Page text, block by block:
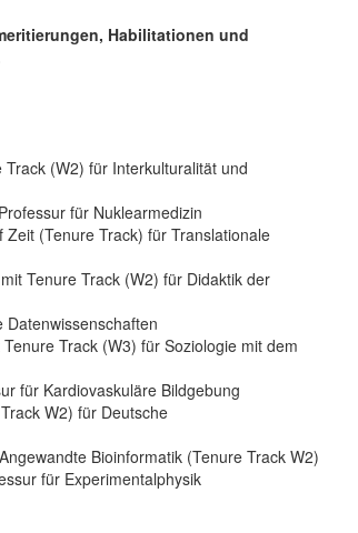
Habilitationen und
(W2) für Interkulturalität und
für Nuklearmedizin
(Tenure Track) für Translationale
Tenure Track (W2) für Didaktik der
Track (W3) für Soziologie mit dem
für Kardiovaskuläre Bildgebung
W2) für Deutsche
Bioinformatik (Tenure Track W2)
für Experimentalphysik